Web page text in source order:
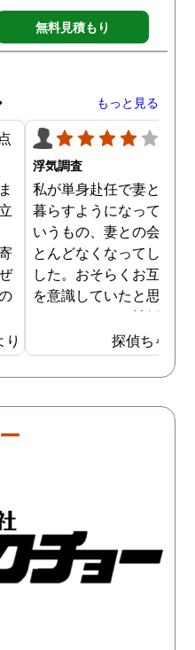
無料見積もり
もっと見る
り
浮気調査
私が単身赴任で妻と離れ
暮らすようになってから
いうもの、妻との会話は
とんどなくなってしまい
した。おそらくお互い離
を意識していたと思うの
すが、このまま離婚の話
進めると仕事ばかりして
族との時間を大切にでき
かった私が不利になる可
から不倫疑惑があり見て
日常生活を見張ってもら
と、私が単身赴任でいな
ことをいいことに、頻繁
探偵ちゃん